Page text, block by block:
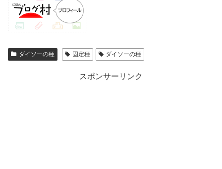
ダイソーの種 固定種 ダイソーの種
スポンサーリンク